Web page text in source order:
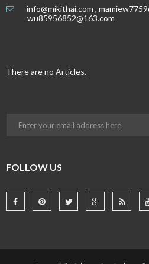
info@mikithai.com ,
wu85956852@163.com
There are no Articles.
FOLLOW US